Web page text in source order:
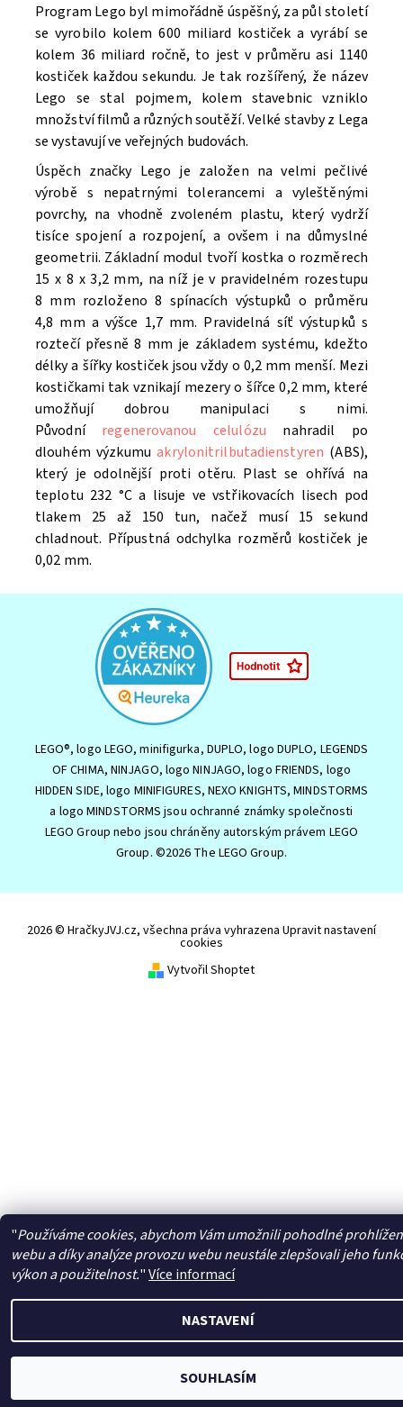
Program Lego byl mimořádně úspěšný, za půl století
se vyrobilo kolem 600 miliard kostiček a vyrábí se
kolem 36 miliard ročně, to jest v průměru asi 1140
kostiček každou sekundu. Je tak rozšířený, že název
Lego se stal pojmem, kolem stavebnic vzniklo
množství filmů a různých soutěží. Velké stavby z Lega
se vystavují ve veřejných budovách.
Úspěch značky Lego je založen na velmi pečlivé
výrobě s nepatrnými tolerancemi a vyleštěnými
povrchy, na vhodně zvoleném plastu, který vydrží
tisíce spojení a rozpojení, a ovšem i na důmyslné
geometrii. Základní modul tvoří kostka o rozměrech
15 x 8 x 3,2 mm, na níž je v pravidelném rozestupu
8 mm rozloženo 8 spínacích výstupků o průměru
4,8 mm a výšce 1,7 mm. Pravidelná síť výstupků s
roztečí přesně 8 mm je základem systému, kdežto
délky a šířky kostiček jsou vždy o 0,2 mm menší. Mezi
kostičkami tak vznikají mezery o šířce 0,2 mm, které
umožňují dobrou manipulaci s nimi.
Původní regenerovanou celulózu nahradil po
dlouhém výzkumuakrylonitrilbutadienstyren (ABS),
který je odolnější proti otěru. Plast se ohřívá na
teplotu 232 °C a lisuje ve vstřikovacích lisech pod
tlakem 25 až 150 tun, načež musí 15 sekund
chladnout. Přípustná odchylka rozměrů kostiček je
0,02 mm.
LEGO®, logo LEGO, minifigurka, DUPLO, logo DUPLO, LEGENDS
OF CHIMA, NINJAGO, logo NINJAGO, logo FRIENDS, logo
HIDDEN SIDE, logo MINIFIGURES, NEXO KNIGHTS, MINDSTORMS
a logo MINDSTORMS jsou ochranné známky společnosti
LEGO Group nebo jsou chráněny autorským právem LEGO
Group. ©2026 The LEGO Group.
2026 © HračkyJVJ.cz, všechna práva vyhrazena Upravit nastavení
cookies
Vytvořil Shoptet
"Používáme cookies, abychom Vám umožnili pohodlné
webu a díky analýze provozu webu neustále zlepšovali jeho
výkon a použitelnost."Více informací
NASTAVENÍ
SOUHLASÍM